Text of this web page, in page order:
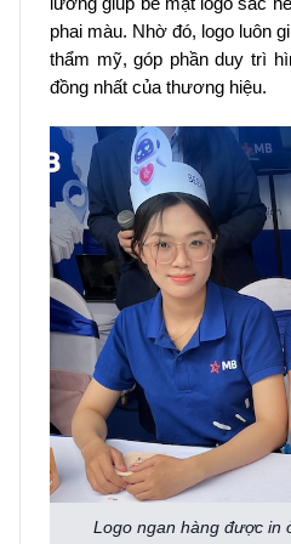
lưỡng giúp bề mặt logo sắc
phai màu. Nhờ đó, logo luôn
thẩm mỹ, góp phần duy trì
đồng nhất của thương hiệu.
Logo ngan hàng được in